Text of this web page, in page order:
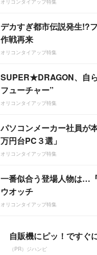
オリコンタイアップ特集
デカすぎ都市伝説発生!?
作戦再来
オリコンタイアップ特集
SUPER★DRAGON、自
フューチャー”
オリコンタイアップ特集
パソコンメーカー社員が
万円台PC３選」
オリコンタイアップ特集
一番似合う登場人物は…
ウオッチ
オリコンタイアップ特集
自販機にピッ！ですぐ
（PR）ジハンピ